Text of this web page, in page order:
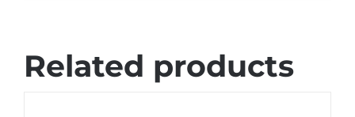
Related products